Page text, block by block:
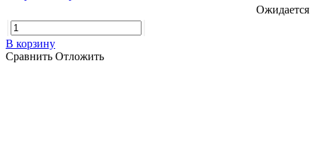
Ожидается
В корзину
Сравнить Отложить